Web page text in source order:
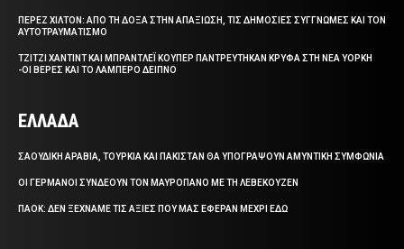
ΠΕΡΕΖ ΧΙΛΤΟΝ: ΑΠΟ ΤΗ ΔΟΞΑ ΣΤΗΝ ΑΠΑΞΙΩΣΗ, ΤΙΣ ΔΗΜΟΣΙΕΣ ΣΥΓΓΝΩΜΕΣ ΚΑΙ ΤΟΝ
ΑΥΤΟΤΡΑΥΜΑΤΙΣΜΟ
ΤΖΙΤΖΙ ΧΑΝΤΙΝΤ ΚΑΙ ΜΠΡΑΝΤΛΕΪ ΚΟΥΠΕΡ ΠΑΝΤΡΕΥΤΗΚΑΝ ΚΡΥΦΑ ΣΤΗ ΝΕΑ ΥΟΡΚΗ
-ΟΙ ΒΕΡΕΣ ΚΑΙ ΤΟ ΛΑΜΠΕΡΟ ΔΕΙΠΝΟ
ΕΛΛΑΔΑ
ΣΑΟΥΔΙΚΗ ΑΡΑΒΙΑ, ΤΟΥΡΚΙΑ ΚΑΙ ΠΑΚΙΣΤΑΝ ΘΑ ΥΠΟΓΡΑΨΟΥΝ ΑΜΥΝΤΙΚΗ ΣΥΜΦΩΝΙΑ
ΟΙ ΓΕΡΜΑΝΟΙ ΣΥΝΔΕΟΥΝ ΤΟΝ ΜΑΥΡΟΠΑΝΟ ΜΕ ΤΗ ΛΕΒΕΚΟΥΖΕΝ
ΠΑΟΚ: ΔΕΝ ΞΕΧΝΑΜΕ ΤΙΣ ΑΞΙΕΣ ΠΟΥ ΜΑΣ ΕΦΕΡΑΝ ΜΕΧΡΙ ΕΔΩ